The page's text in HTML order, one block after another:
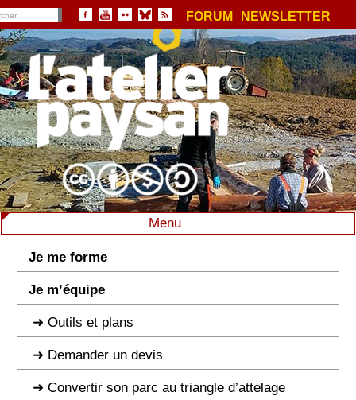
FORUM NEWSLETTER
Menu
Je me forme
Je m’équipe
Outils et plans
Demander un devis
Convertir son parc au triangle d’attelage